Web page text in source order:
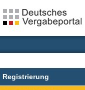
Deutsches
Vergabeportal
Registrierung